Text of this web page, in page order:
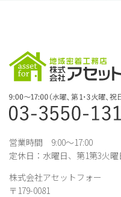
営業時間 9:00～17:00
定休日：水曜日、第1第3火曜
株式会社アセットフォー
〒179-0081